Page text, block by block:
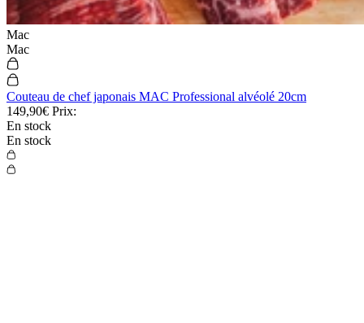
Mac
Mac
Couteau de chef japonais MAC Professional alvéolé 20cm
149,90€ Prix:
En stock
En stock